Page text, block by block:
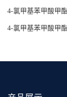
4-氯甲基苯甲酸甲
4-氯甲基苯甲酸甲